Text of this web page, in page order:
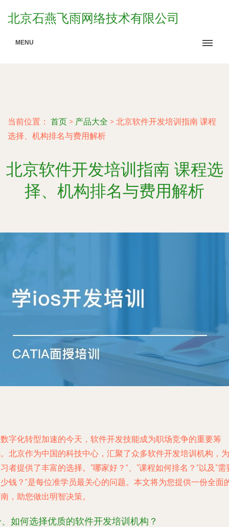
北京石燕飞雨网络技术有限公司
MENU
当前位置： 首页 > 产品大全 > 北京软件开发培训指南 课程
选择、机构排名与费用解析
北京软件开发培训指南 课程选
择、机构排名与费用解析
字化转型加速的今天，软件开发技能成为职场竞争的重要筹
北京作为中国的科技中心，汇聚了众多软件开发培训机构，为
者提供了丰富的选择。“哪家好？”、“课程如何排名？”以及“需
钱？”是每位准学员最关心的问题。本文将为您提供一份全面
，助您做出明智决策。
如何选择优质的软件开发培训机构？